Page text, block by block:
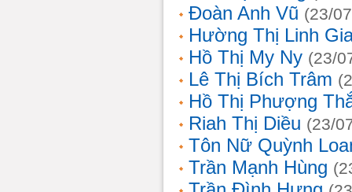
Đoàn Anh Vũ (23/
Hường Thị Linh
Hồ Thị My Ny (23/
Lê Thị Bích Trâm
Hồ Thị Phượng
Riah Thị Diều (23/
Tôn Nữ Quỳnh
Trần Mạnh Hùng